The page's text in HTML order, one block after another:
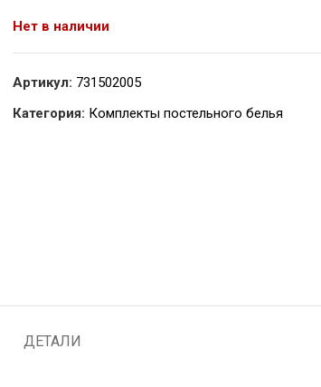
Нет в наличии
Артикул: 731502005
Категория: Комплекты постельного белья
ДЕТАЛИ